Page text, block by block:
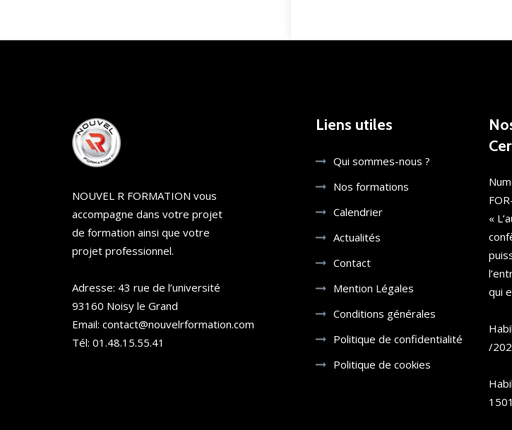
NOUVEL R FORMATION vous
accompagne dans votre projet
de formation ainsi que votre
projet professionnel.
Adresse: 43 rue de l’université
93160 Noisy le Grand
Email: contact@nouvelrformation.com
Tél: 01.48.15.55.41
Liens utiles
Qui sommes-nous ?
Nos formations
Calendrier
Actualités
Contact
Mention Légales
Conditions générales
Politique de confidentialité
Politique de cookies
«
qui
/